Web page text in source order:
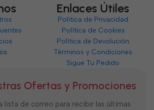
Enlaces Útiles
Política de Privacidad
Política de Cookies
Política de Devolución
Términos y Condiciones
Sigue Tu Pedido
Ofertas y Promociones
lista de correo para recibir las últimas